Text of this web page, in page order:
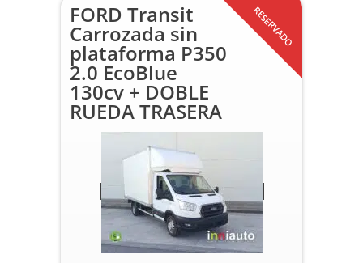
RESERVADO
FORD Transit
Carrozada sin
plataforma P350
2.0 EcoBlue
130cv + DOBLE
RUEDA TRASERA